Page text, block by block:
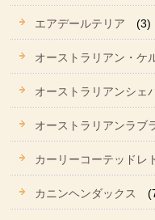
エアデールテリア (3)
オーストラリアン・ケ
オーストラリアンシェ
オーストラリアンラブ
カーリーコーテッドレ
カニンヘンダックス